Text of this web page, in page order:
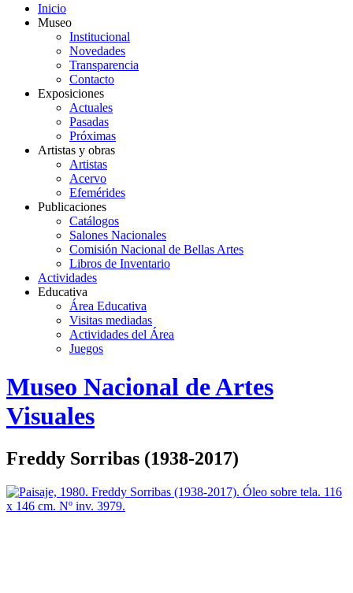
Inicio
Museo
Institucional
Novedades
Transparencia
Contacto
Exposiciones
Actuales
Pasadas
Próximas
Artistas y obras
Artistas
Acervo
Efemérides
Publicaciones
Catálogos
Salones Nacionales
Comisión Nacional de Bellas Artes
Libros de Inventario
Actividades
Educativa
Área Educativa
Visitas mediadas
Actividades del Área
Juegos
Logo
MNAV
Museo Nacional de Artes
Visuales
Freddy Sorribas (1938-2017)